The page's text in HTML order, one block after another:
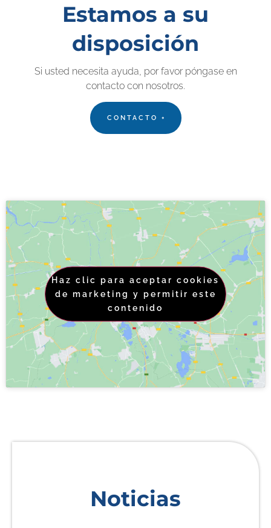
Estamos a su
disposición
Si usted necesita ayuda, por favor póngase en
contacto con nosotros.
CONTACTO +
Haz clic para aceptar cookies
de marketing y permitir este
contenido
Noticias